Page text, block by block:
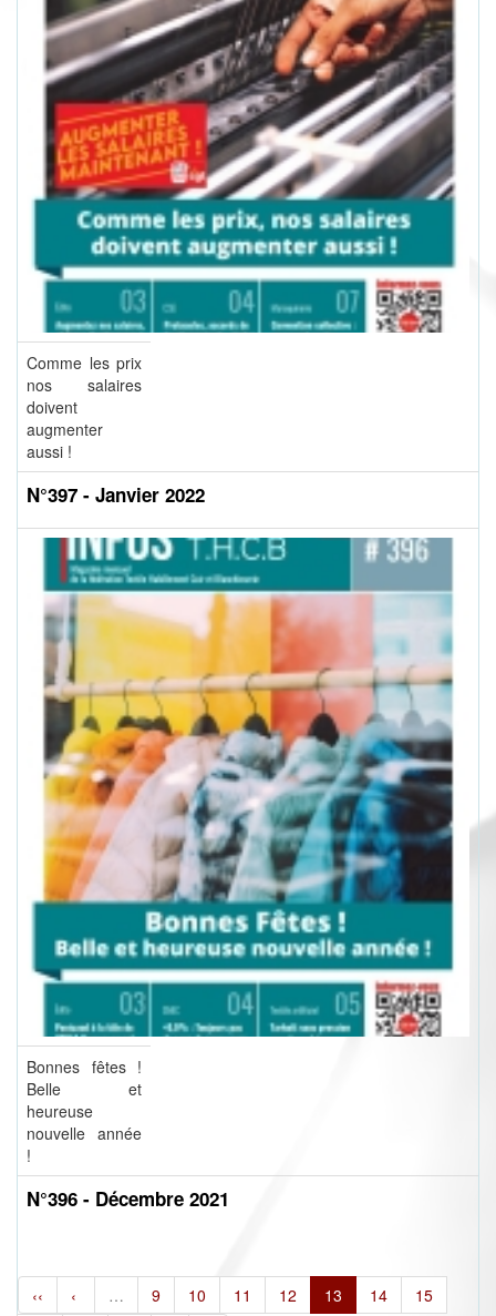
Comme les prix
nos salaires
doivent
augmenter
aussi !
N°397 - Janvier 2022
Bonnes fêtes !
Belle et
heureuse
nouvelle année
!
N°396 - Décembre 2021
‹‹ ‹ … 9 10 11 12 13 14 15